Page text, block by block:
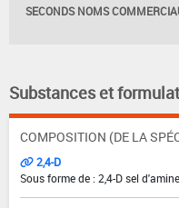
SECONDS NOMS
Substances et
COMPOSITION (DE LA
2,4-D
Sous forme de : 2,4-D sel